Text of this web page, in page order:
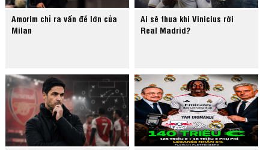
Amorim chỉ ra vấn đề lớn của
Milan
Ai sẽ thua khi Vinicius rời
Real Madrid?